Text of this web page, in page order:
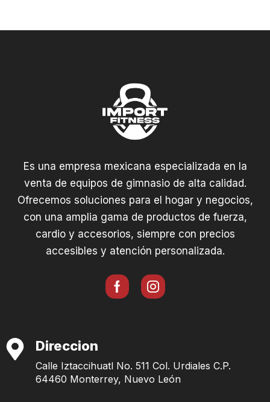
Es una empresa mexicana especializada en la
venta de equipos de gimnasio de alta calidad.
Ofrecemos soluciones para el hogar y negocios,
con una amplia gama de productos de fuerza,
cardio y accesorios, siempre con precios
accesibles y atención personalizada.
Direccion
Calle Iztaccihuatl No. 511 Col. Urdiales C.P.
64460 Monterrey, Nuevo León